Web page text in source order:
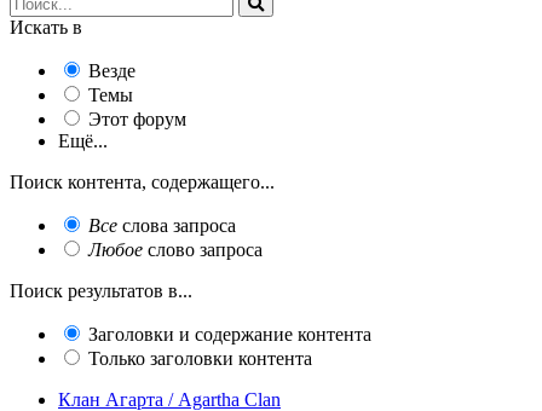
Искать в
Везде
Темы
Этот форум
Ещё...
Поиск контента, содержащего...
Все слова запроса
Любое слово запроса
Поиск результатов в...
Заголовки и содержание контента
Только заголовки контента
Клан Агарта / Agartha Clan